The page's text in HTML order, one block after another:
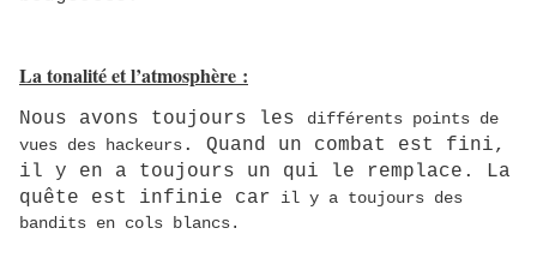
La tonalité et l’atmosphère :
Nous avons toujours les
différents points de
vues des hackeurs. Quand un combat est fini,
il y en a toujours un qui le remplace. La
quête est infinie car il y a toujours des
bandits en cols blancs.